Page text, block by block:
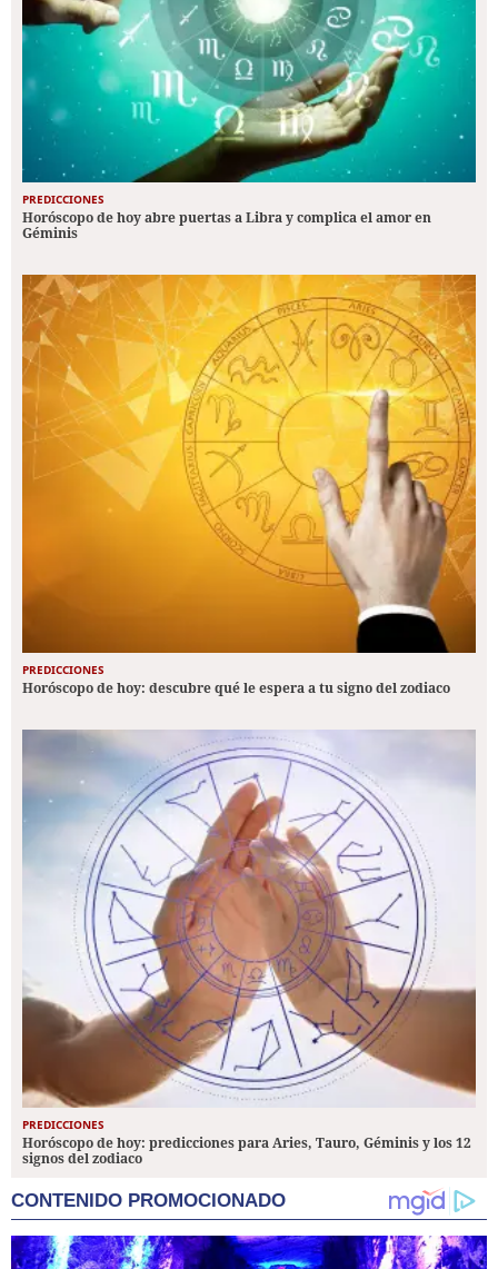
PREDICCIONES
Horóscopo de hoy abre puertas a Libra y complica el amor en
Géminis
PREDICCIONES
Horóscopo de hoy: descubre qué le espera a tu signo del zodiaco
PREDICCIONES
Horóscopo de hoy: predicciones para Aries, Tauro, Géminis y los 12
signos del zodiaco
CONTENIDO PROMOCIONADO